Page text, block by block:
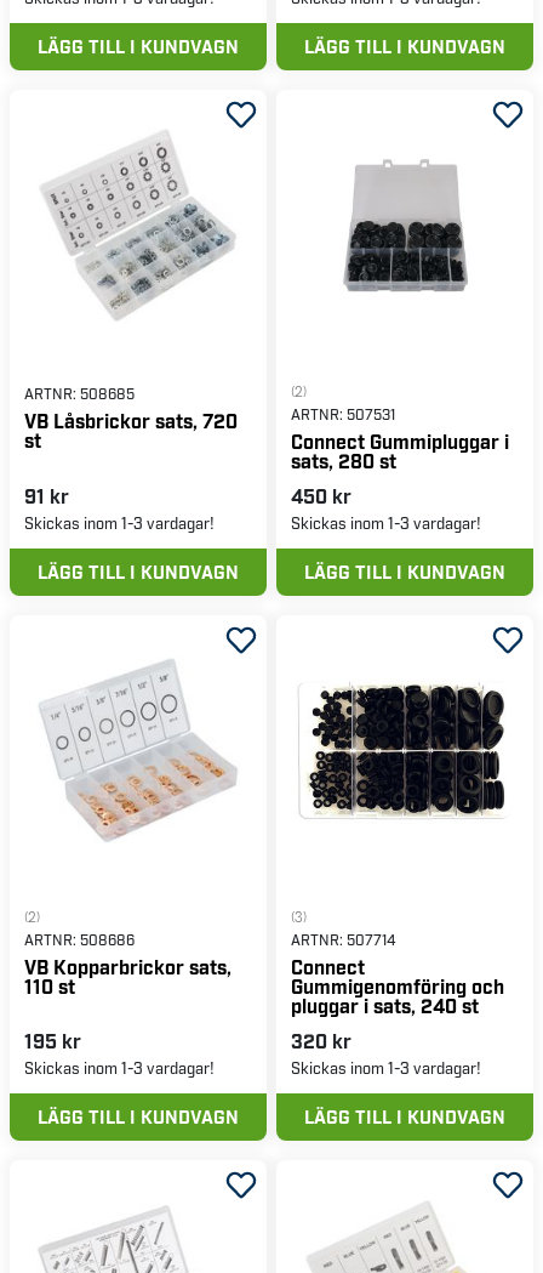
LÄGG TILL I KUNDVAGN LÄGG TILL I KUNDVAGN
ARTNR: 508685
VB Låsbrickor sats, 720
st
91 kr
Skickas inom 1-3 vardagar!
LÄGG TILL I KUNDVAGN
(2)
ARTNR: 507531
Connect Gummipluggar i
sats, 280 st
450 kr
Skickas inom 1-3 vardagar!
LÄGG TILL I KUNDVAGN
(2)
ARTNR: 508686
VB Kopparbrickor sats,
110 st
195 kr
Skickas inom 1-3 vardagar!
LÄGG TILL I KUNDVAGN
(3)
ARTNR: 507714
Connect
Gummigenomföring och
pluggar i sats, 240 st
320 kr
Skickas inom 1-3 vardagar!
LÄGG TILL I KUNDVAGN